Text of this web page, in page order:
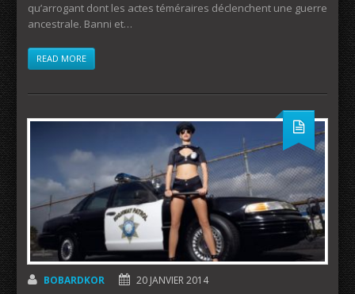
qu’arrogant dont les actes téméraires déclenchent une guerre
ancestrale. Banni et…
READ MORE
BOBARDKOR 20 JANVIER 2014